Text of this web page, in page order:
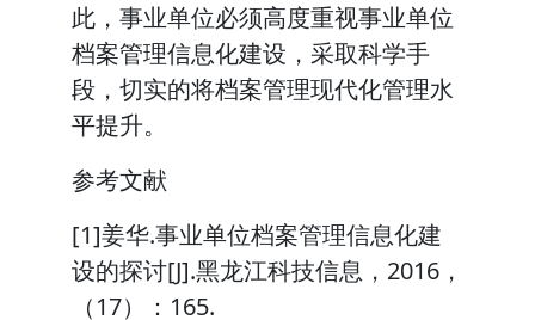
此，事业单位必须高度重视事业单位
档案管理信息化建设，采取科学手
段，切实的将档案管理现代化管理水
平提升。
参考文献
[1]姜华.事业单位档案管理信息化建
设的探讨[J].黑龙江科技信息，2016，
（17）：165.